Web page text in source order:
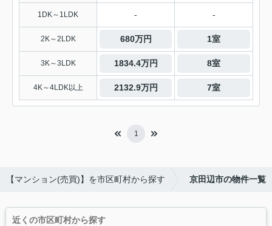
1DK～1LDK - -
2K～2LDK 680万円 1室
3K～3LDK 1834.4万円 8室
4K～4LDK以上 2132.9万円 7室
1
【マンション(売買)】を市区町村から探す 京田辺市の物件一覧
近くの市区町村から探す